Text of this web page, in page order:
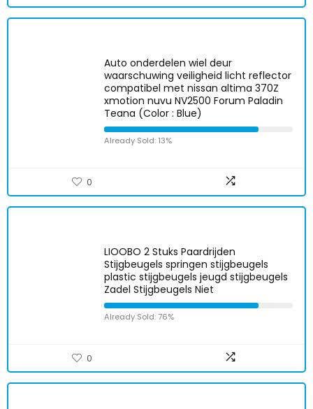
Auto onderdelen wiel deur
waarschuwing veiligheid licht reflector
compatibel met nissan altima 370Z
xmotion nuvu NV2500 Forum Paladin
Teana (Color : Blue)
Already Sold: 13%
0
LIOOBO 2 Stuks Paardrijden
Stijgbeugels springen stijgbeugels
plastic stijgbeugels jeugd stijgbeugels
Zadel Stijgbeugels Niet
Already Sold: 76%
0